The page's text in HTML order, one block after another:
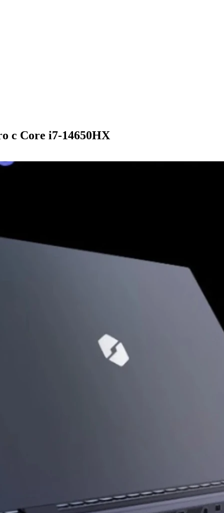
с Core i7-14650HX